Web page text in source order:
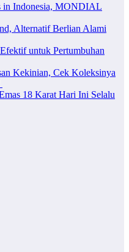
in Indonesia, MONDIAL
Alternatif Berlian Alami
untuk Pertumbuhan
Kekinian, Cek Koleksinya
18 Karat Hari Ini Selalu